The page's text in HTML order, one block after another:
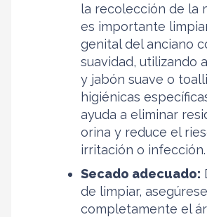
la recolección de la
es importante
genital del anciano
suavidad, utilizando
y jabón suave o
higiénicas
ayuda a eliminar
orina y reduce el
irritación o infección.
Secado adecuado:
de limpiar,
completamente el